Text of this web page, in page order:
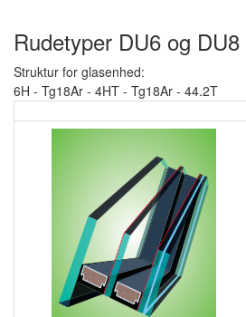
Rudetyper DU6 og DU8
Struktur for glasenhed:
6H - Tg18Ar - 4HT - Tg18Ar - 44.2T